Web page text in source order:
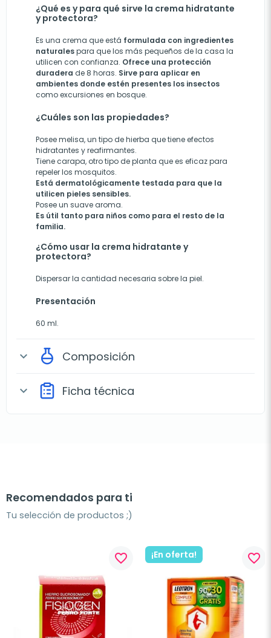
¿Qué es y para qué sirve la crema hidratante
y protectora?
Es una crema que está formulada con ingredientes
naturalespara que los más pequeños de la casa la
utilicen con confianza. Ofrece una protección
duradera de 8 horas. Sirve para aplicar en
ambientes donde estén presentes los insectos
como excursiones en bosque.
¿Cuáles son las propiedades?
Posee melisa, un tipo de hierba que tiene efectos
hidratantes y reafirmantes.
Tiene carapa, otro tipo de planta que es eficaz para
repeler los mosquitos.
Está dermatológicamente testada para que la
utilicen pieles sensibles.
Posee un suave aroma.
Es útil tanto para niños como para el resto de la
familia.
¿Cómo usar la crema hidratante y
protectora?
Dispersar la cantidad necesaria sobre la piel.
Presentación
60 ml.
expand_more Composición
expand_more Ficha técnica
Recomendados para ti
Tu selección de productos ;)
favorite_border ¡En oferta! favorite_border